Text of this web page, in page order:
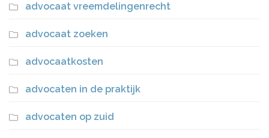
advocaat vreemdelingenrecht
advocaat zoeken
advocaatkosten
advocaten in de praktijk
advocaten op zuid